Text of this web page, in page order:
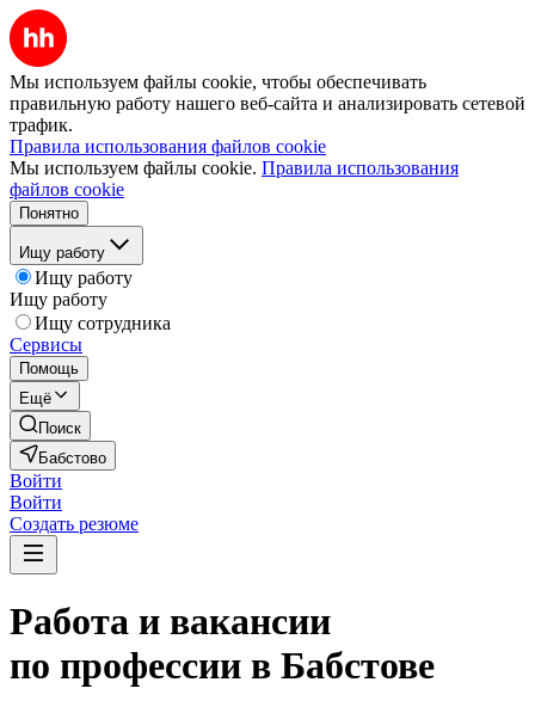
Мы используем файлы cookie, чтобы обеспечивать
правильную работу нашего веб-сайта и анализировать сетевой
трафик.
Правила использования файлов cookie
Мы используем файлы cookie. Правила использования
файлов cookie
Понятно
Ищу работу
Ищу работу
Ищу работу
Ищу сотрудника
Сервисы
Помощь
Ещё
Поиск
Бабстово
Войти
Войти
Создать резюме
Работа и вакансии
по профессии в Бабстове